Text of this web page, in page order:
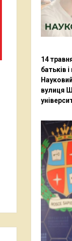
14
батьків
вулиця